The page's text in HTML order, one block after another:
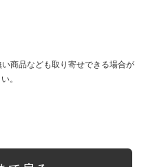
商品なども取り寄せできる場合が
。